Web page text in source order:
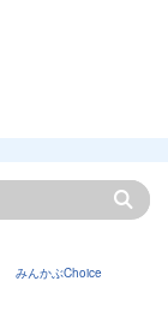
みんかぶChoice